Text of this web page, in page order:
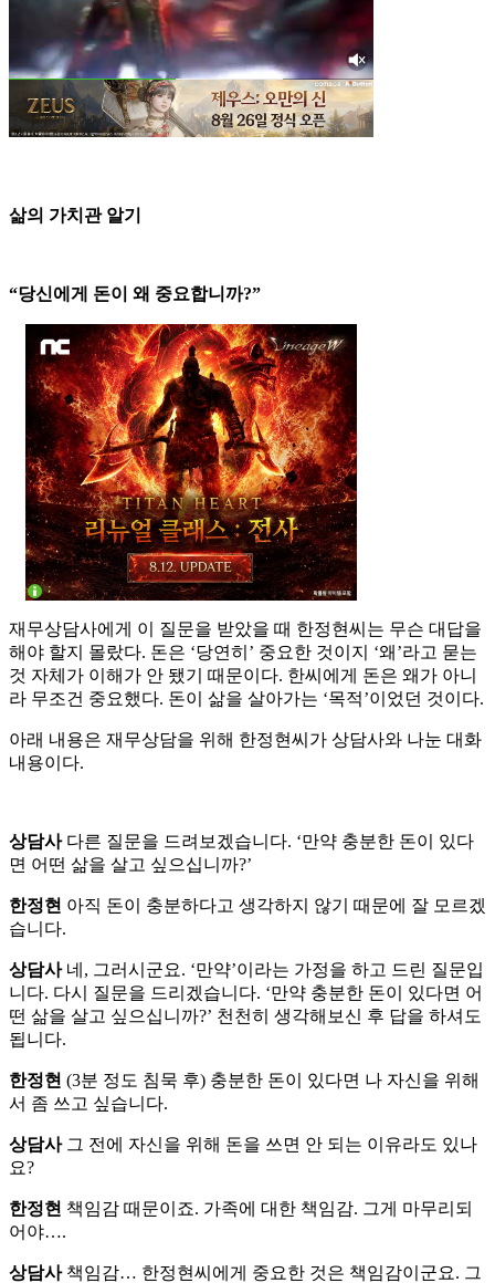
삶의 가치관 알기
“당신에게 돈이 왜 중요합니까?”
재무상담사에게 이 질문을 받았을 때 한정현씨는 무슨 대답을
해야 할지 몰랐다. 돈은 ‘당연히’ 중요한 것이지 ‘왜’라고 묻는
것 자체가 이해가 안 됐기 때문이다. 한씨에게 돈은 왜가 아니
라 무조건 중요했다. 돈이 삶을 살아가는 ‘목적’이었던 것이다.
아래 내용은 재무상담을 위해 한정현씨가 상담사와 나눈 대화
내용이다.
상담사다른 질문을 드려보겠습니다. ‘만약 충분한 돈이 있다
면 어떤 삶을 살고 싶으십니까?’
한정현 아직 돈이 충분하다고 생각하지 않기 때문에 잘 모르겠
습니다.
상담사네, 그러시군요. ‘만약’이라는 가정을 하고 드린 질문입
니다. 다시 질문을 드리겠습니다. ‘만약 충분한 돈이 있다면 어
떤 삶을 살고 싶으십니까?’ 천천히 생각해보신 후 답을 하셔도
됩니다.
한정현 (3분 정도 침묵 후) 충분한 돈이 있다면 나 자신을 위해
서 좀 쓰고 싶습니다.
상담사그 전에 자신을 위해 돈을 쓰면 안 되는 이유라도 있나
요?
한정현 책임감 때문이죠. 가족에 대한 책임감. 그게 마무리되
어야….
상담사책임감… 한정현씨에게 중요한 것은 책임감이군요. 그